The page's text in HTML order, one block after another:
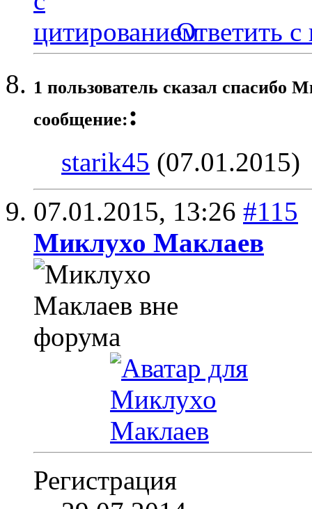
Ответить с
1 пользователь сказал cпасибо
сообщение::
starik45 (07.01.2015)
07.01.2015, 13:26 #115
Миклухо Маклаев
Регистрация